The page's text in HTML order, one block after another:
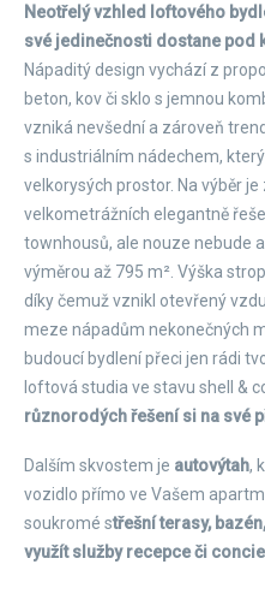
Neotřelý vzhled loftového
své jedinečnosti dostane pod
Nápaditý design vychází z
beton, kov či sklo s jemnou
vzniká nevšední a zároveň
s industriálním nádechem,
velkorysých prostor. Na výběr
velkometrážních elegantně
townhousů, ale nouze nebude
výměrou až 795 m². Výška
díky čemuž vznikl otevřený
meze nápadům nekonečných
budoucí bydlení přeci jen rádi
loftová studia ve stavu shell &
různorodých řešení si na své
Dalším skvostem je autovýtah,
vozidlo přímo ve Vašem
soukromé střešní terasy,
využít služby recepce či